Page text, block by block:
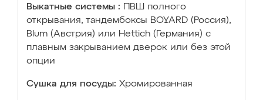
Выкатные системы :
ПВШ полного
открывания, тандембоксы BOYARD (Россия),
Blum (Австрия) или Hettich (Германия) с
плавным закрыванием дверок или без этой
опции
Сушка для посуды: Хромированная